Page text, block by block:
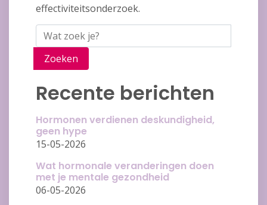
effectiviteitsonderzoek.
Zoeken
Recente berichten
Hormonen verdienen deskundigheid,
geen hype
15-05-2026
Wat hormonale veranderingen doen
met je mentale gezondheid
06-05-2026